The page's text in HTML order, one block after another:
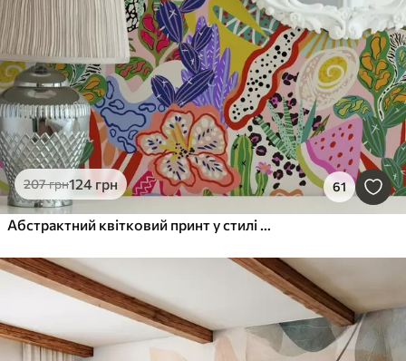
207грн124 грн 61
Абстрактний квітковий принт у стилі поп-арт